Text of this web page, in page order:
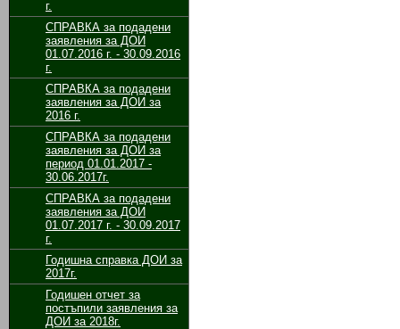
г.
СПРАВКА за подадени
заявления за ДОИ
01.07.2016 г. - 30.09.2016
г.
СПРАВКА за подадени
заявления за ДОИ за
2016 г.
СПРАВКА за подадени
заявления за ДОИ за
период 01.01.2017 -
30.06.2017г.
СПРАВКА за подадени
заявления за ДОИ
01.07.2017 г. - 30.09.2017
г.
Годишна справка ДОИ за
2017г.
Годишен отчет за
постъпили заявления за
ДОИ за 2018г.